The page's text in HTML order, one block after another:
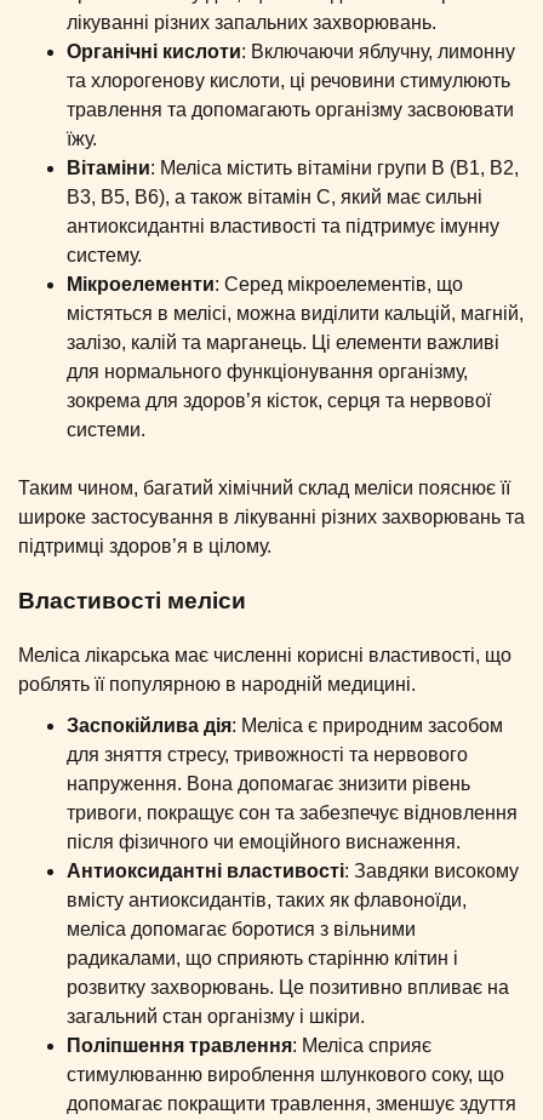
лікуванні різних запальних захворювань.
Органічні кислоти: Включаючи яблучну, лимонну
та хлорогенову кислоти, ці речовини стимулюють
травлення та допомагають організму засвоювати
їжу.
Вітаміни: Меліса містить вітаміни групи B (B1, B2,
B3, B5, B6), а також вітамін C, який має сильні
антиоксидантні властивості та підтримує імунну
систему.
Мікроелементи: Серед мікроелементів, що
містяться в мелісі, можна виділити кальцій, магній,
залізо, калій та марганець. Ці елементи важливі
для нормального функціонування організму,
зокрема для здоров’я кісток, серця та нервової
системи.
Таким чином, багатий хімічний склад меліси пояснює її
широке застосування в лікуванні різних захворювань та
підтримці здоров’я в цілому.
Властивості меліси
Меліса лікарська має численні корисні властивості, що
роблять її популярною в народній медицині.
Заспокійлива дія: Меліса є природним засобом
для зняття стресу, тривожності та нервового
напруження. Вона допомагає знизити рівень
тривоги, покращує сон та забезпечує відновлення
після фізичного чи емоційного виснаження.
Антиоксидантні властивості: Завдяки високому
вмісту антиоксидантів, таких як флавоноїди,
меліса допомагає боротися з вільними
радикалами, що сприяють старінню клітин і
розвитку захворювань. Це позитивно впливає на
загальний стан організму і шкіри.
Поліпшення травлення: Меліса сприяє
стимулюванню вироблення шлункового соку, що
допомагає покращити травлення, зменшує здуття